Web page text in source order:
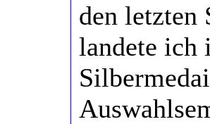
den letzten
landete ich